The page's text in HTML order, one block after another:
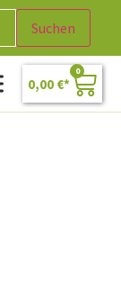
Suchen
0,00 €
0